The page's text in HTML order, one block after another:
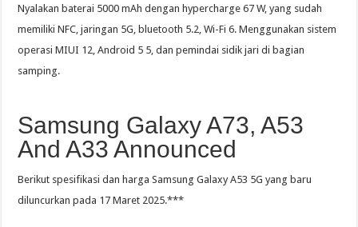
Nyalakan baterai 5000 mAh dengan hypercharge 67 W, yang sudah
memiliki NFC, jaringan 5G, bluetooth 5.2, Wi-Fi 6. Menggunakan sistem
operasi MIUI 12, Android 5 5, dan pemindai sidik jari di bagian
samping.
Samsung Galaxy A73, A53
And A33 Announced
Berikut spesifikasi dan harga Samsung Galaxy A53 5G yang baru
diluncurkan pada 17 Maret 2025.***